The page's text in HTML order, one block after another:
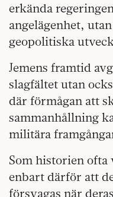
erkända
angelägenhet,
geopolitiska
Jemens framtid
slagfältet utan
där förmågan att
sammanhållning
militära
Som historien
enbart därför att
försvagas när